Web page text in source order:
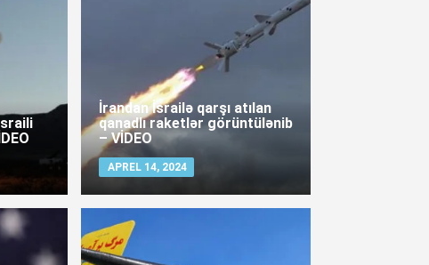
İrandan İsrailə qarşı atılan
qanadlı raketlər görüntülənib
– VİDEO
APREL 14, 2024